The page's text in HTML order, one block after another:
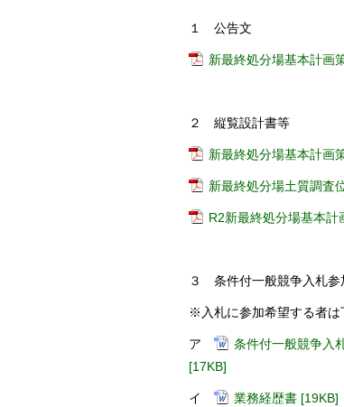
１ 公告文
新最終処分場基本計画
２ 縦覧設計書等
新最終処分場基本計画
新最終処分場土質調査
R2新最終処分場基本計
３ 条件付一般競争入札参
※入札に参加希望する者は
ア
条件付一般競争入
[17KB]
イ 業務経歴書 [19KB]